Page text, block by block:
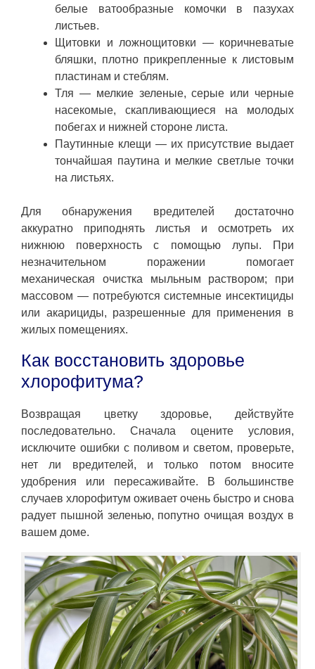
белые ватообразные комочки в пазухах
листьев.
Щитовки и ложнощитовки — коричневатые
бляшки, плотно прикрепленные к листовым
пластинам и стеблям.
Тля — мелкие зеленые, серые или черные
насекомые, скапливающиеся на молодых
побегах и нижней стороне листа.
Паутинные клещи — их присутствие выдает
тончайшая паутина и мелкие светлые точки
на листьях.
Для обнаружения вредителей достаточно
аккуратно приподнять листья и осмотреть их
нижнюю поверхность с помощью лупы. При
незначительном поражении помогает
механическая очистка мыльным раствором; при
массовом — потребуются системные инсектициды
или акарициды, разрешенные для применения в
жилых помещениях.
Как восстановить здоровье
хлорофитума?
Возвращая цветку здоровье, действуйте
последовательно. Сначала оцените условия,
исключите ошибки с поливом и светом, проверьте,
нет ли вредителей, и только потом вносите
удобрения или пересаживайте. В большинстве
случаев хлорофитум оживает очень быстро и снова
радует пышной зеленью, попутно очищая воздух в
вашем доме.